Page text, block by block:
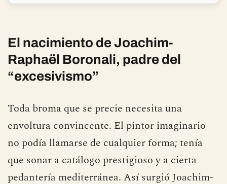
◀ Anterior Siguiente ▶
El nacimiento de Joachim-
“excesivismo”
Toda broma que se precie necesita una
envoltura convincente. El pintor imaginario
no podía llamarse de cualquier forma; tenía